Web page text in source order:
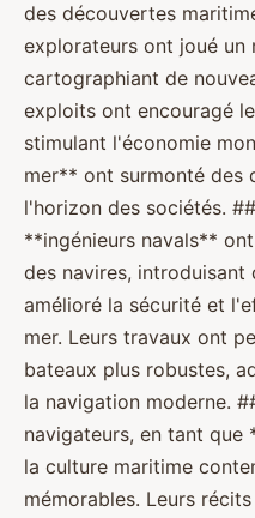
des découvertes
explorateurs ont joué un
cartographiant de
exploits ont encouragé
stimulant l'économie
mer** ont surmonté des
l'horizon des sociétés.
**ingénieurs navals**
des navires,
amélioré la sécurité et
mer. Leurs travaux ont
bateaux plus robustes,
la navigation moderne.
navigateurs, en tant
la culture maritime
mémorables. Leurs